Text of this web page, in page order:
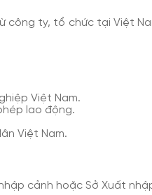
ty, tổ chức tại Việt
Việt Nam.
lao động.
Việt Nam.
cảnh hoặc Sở Xuất